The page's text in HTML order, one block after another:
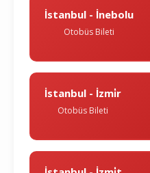
İstanbul - İnebolu
Otobüs Bileti
İstanbul - İzmi̇r
Otobüs Bileti